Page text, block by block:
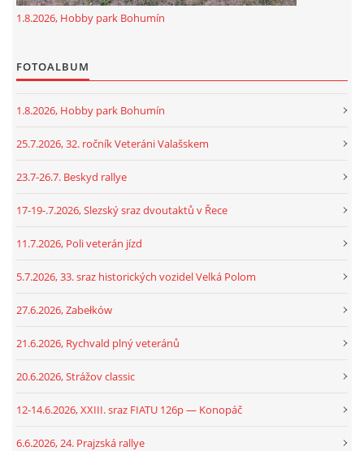
1.8.2026, Hobby park Bohumín
FOTOALBUM
1.8.2026, Hobby park Bohumín
25.7.2026, 32. ročník Veteráni Valašskem
23.7-26.7. Beskyd rallye
17-19-.7.2026, Slezský sraz dvoutaktů v Řece
11.7.2026, Poli veterán jízd
5.7.2026, 33. sraz historických vozidel Velká Polom
27.6.2026, Zabełków
21.6.2026, Rychvald plný veteránů
20.6.2026, Strážov classic
12-14.6.2026, XXIII. sraz FIATU 126p — Konopáč
6.6.2026, 24. Prajzská rallye